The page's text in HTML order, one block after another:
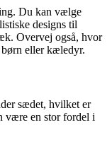
Du kan vælge
designs til
Overvej også, hvor
eller kæledyr.
sædet, hvilket er
være en stor fordel i